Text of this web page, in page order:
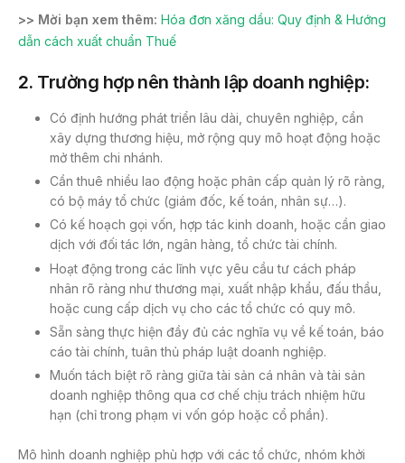
>> Mời bạn xem thêm: Hóa đơn xăng dầu: Quy định & Hướng
dẫn cách xuất chuẩn Thuế
2. Trường hợp nên thành lập doanh nghiệp:
Có định hướng phát triển lâu dài, chuyên nghiệp, cần
xây dựng thương hiệu, mở rộng quy mô hoạt động hoặc
mở thêm chi nhánh.
Cần thuê nhiều lao động hoặc phân cấp quản lý rõ ràng,
có bộ máy tổ chức (giám đốc, kế toán, nhân sự…).
Có kế hoạch gọi vốn, hợp tác kinh doanh, hoặc cần giao
dịch với đối tác lớn, ngân hàng, tổ chức tài chính.
Hoạt động trong các lĩnh vực yêu cầu tư cách pháp
nhân rõ ràng như thương mại, xuất nhập khẩu, đấu thầu,
hoặc cung cấp dịch vụ cho các tổ chức có quy mô.
Sẵn sàng thực hiện đầy đủ các nghĩa vụ về kế toán, báo
cáo tài chính, tuân thủ pháp luật doanh nghiệp.
Muốn tách biệt rõ ràng giữa tài sản cá nhân và tài sản
doanh nghiệp thông qua cơ chế chịu trách nhiệm hữu
hạn (chỉ trong phạm vi vốn góp hoặc cổ phần).
Mô hình doanh nghiệp phù hợp với các tổ chức, nhóm khởi